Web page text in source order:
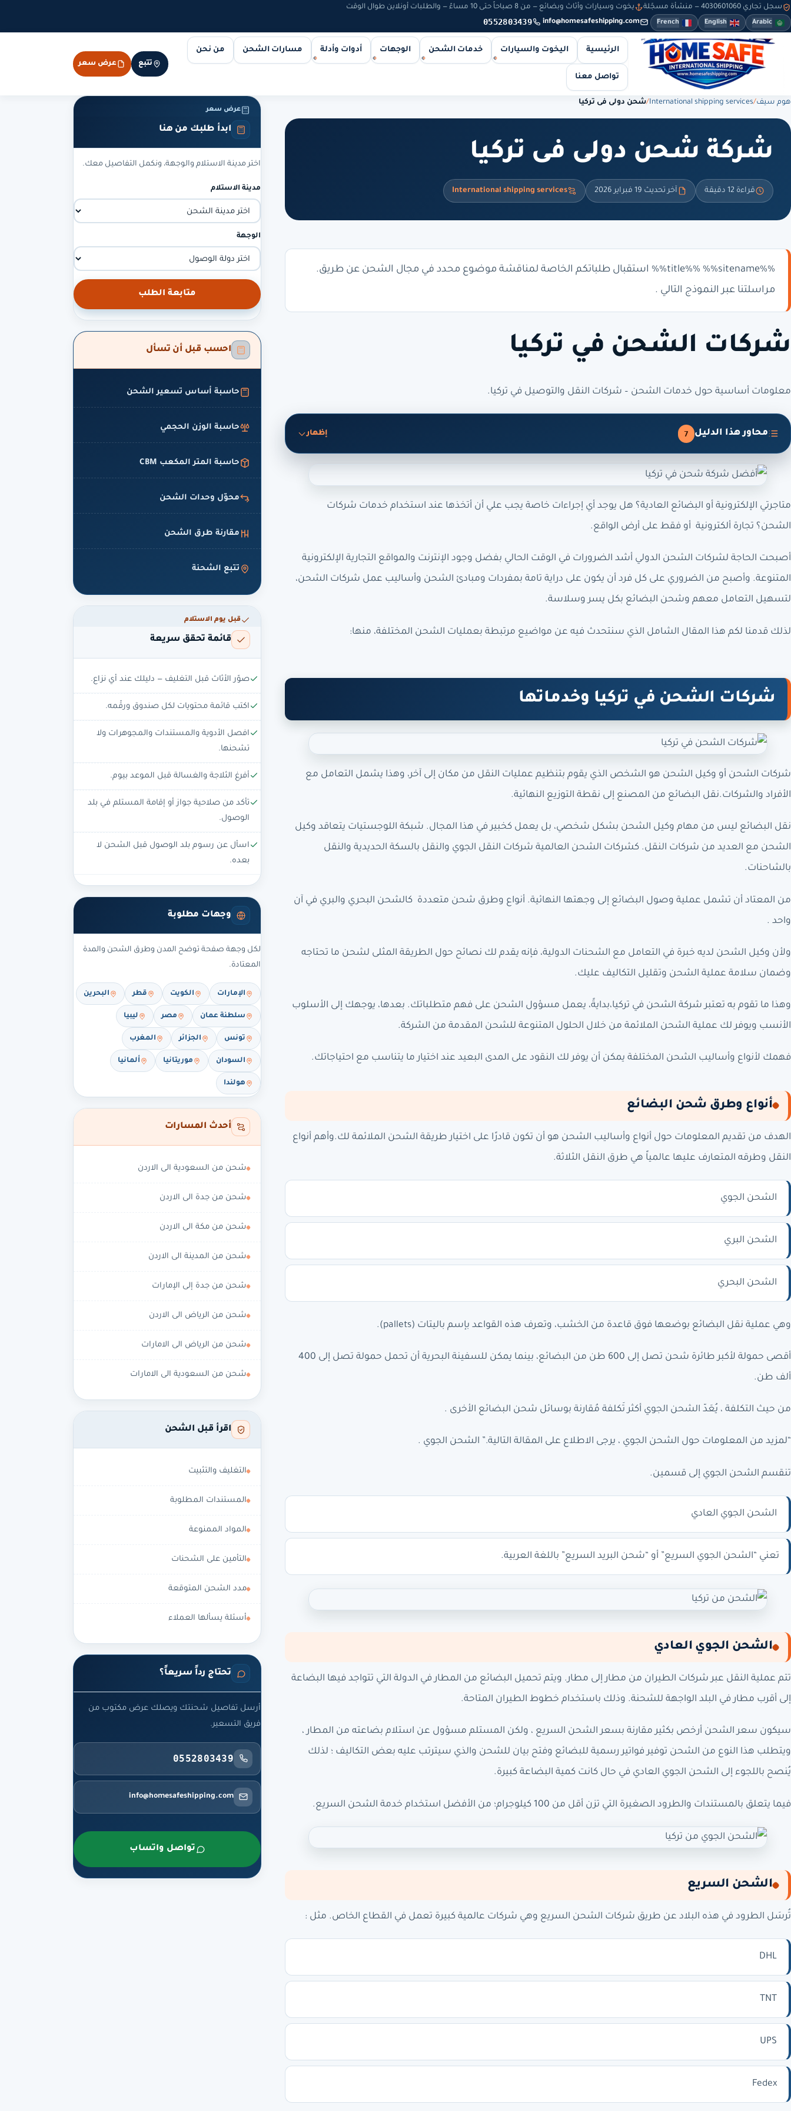
سجل تجاري 4030601060 — منشأة مسجّلة يخوت وسيارات وأثاث وبضائع — من 8 صباحاً حتى 10 مساءً — والطلبات أونلاين طوال الوقت
Arabic
English
French
info@homesafeshipping.com
0552803439
الرئيسية اليخوت والسيارات خدمات الشحن الوجهات أدوات وأدلة مسارات الشحن من نحن
تواصل معنا
تتبع عرض سعر
هوم سيف/
International shipping services
/شحن دولى فى تركيا
شركة شحن دولى فى تركيا
قراءة 12 دقيقة آخر تحديث 19 فبراير 2026 International shipping services
%%title%% %%sitename%% استقبال طلباتكم الخاصة لمناقشة موضوع محدد في مجال الشحن عن طريق.
مراسلتنا عبر النموذج التالي .
شركات الشحن في تركيا
معلومات أساسية حول خدمات الشحن – شركات النقل والتوصيل في تركيا.
محاور هذا الدليل 7 إظهار
متاجرتي الإلكترونية أو البضائع العادية؟ هل يوجد أي إجراءات خاصة يجب علي أن أتخذها عند استخدام خدمات شركات
الشحن؟ تجارة ألكترونية أو فقط على أرض الواقع.
أصبحت الحاجة لشركات الشحن الدولي أشد الضرورات في الوقت الحالي بفضل وجود الإنترنت والمواقع التجارية الإلكترونية
المتنوعة. وأصبح من الضروري على كل فرد أن يكون على دراية تامة بمفردات ومبادئ الشحن وأساليب عمل شركات الشحن،
لتسهيل التعامل معهم وشحن البضائع بكل يسر وسلاسة.
لذلك قدمنا لكم هذا المقال الشامل الذي سنتحدث فيه عن مواضيع مرتبطة بعمليات الشحن المختلفة، منها:
شركات الشحن في تركيا وخدماتها
شركات الشحن أو وكيل الشحن هو الشخص الذي يقوم بتنظيم عمليات النقل من مكان إلى آخر، وهذا يشمل التعامل مع
الأفراد والشركات.نقل البضائع من المصنع إلى نقطة التوزيع النهائية.
نقل البضائع ليس من مهام وكيل الشحن بشكل شخصي، بل يعمل كخبير في هذا المجال. شبكة اللوجستيات يتعاقد وكيل
الشحن مع العديد من شركات النقل. كشركات الشحن العالمية شركات النقل الجوي والنقل بالسكة الحديدية والنقل
بالشاحنات.
من المعتاد أن تشمل عملية وصول البضائع إلى وجهتها النهائية. أنواع وطرق شحن متعددة كالشحن البحري والبري في آن
واحد .
ولأن وكيل الشحن لديه خبرة في التعامل مع الشحنات الدولية، فإنه يقدم لك نصائح حول الطريقة المثلى لشحن ما تحتاجه
وضمان سلامة عملية الشحن وتقليل التكاليف عليك.
وهذا ما تقوم به تعتبر شركة الشحن في تركيا،بدايةً، يعمل مسؤول الشحن على فهم متطلباتك. بعدها، يوجهك إلى الأسلوب
الأنسب ويوفر لك عملية الشحن الملائمة من خلال الحلول المتنوعة للشحن المقدمة من الشركة.
فهمك لأنواع وأساليب الشحن المختلفة يمكن أن يوفر لك النقود على المدى البعيد عند اختيار ما يتناسب مع احتياجاتك.
أنواع وطرق شحن البضائع
الهدف من تقديم المعلومات حول أنواع وأساليب الشحن هو أن تكون قادرًا على اختيار طريقة الشحن الملائمة لك.وأهم أنواع
النقل وطرقه المتعارف عليها عالمياً هي طرق النقل الثلاثة.
الشحن الجوي
الشحن البري
الشحن البحري
وهي عملية نقل البضائع بوضعها فوق قاعدة من الخشب، وتعرف هذه القواعد بإسم باليتات (pallets).
أقصى حمولة لأكبر طائرة شحن تصل إلى 600 طن من البضائع، بينما يمكن للسفينة البحرية أن تحمل حمولة تصل إلى 400
ألف طن.
من حيث التكلفة ، يُعَدّ الشحن الجوي أكثر تَكلفة مُقارنة بوسائل شحن البضائع الأخرى .
“لمزيد من المعلومات حول الشحن الجوي ، يرجى الاطلاع على المقالة التالية.” الشحن الجوي .
تنقسم الشحن الجوي إلى قسمين.
الشحن الجوي العادي
تعني “الشحن الجوي السريع” أو “شحن البريد السريع” باللغة العربية.
الشحن الجوي العادي
تتم عملية النقل عبر شركات الطيران من مطار إلى مطار. ويتم تحميل البضائع من المطار في الدولة التي تتواجد فيها البضاعة
إلى أقرب مطار في البلد الواجهة للشحنة. وذلك باستخدام خطوط الطيران المتاحة.
سيكون سعر الشحن أرخص بكثير مقارنة بسعر الشحن السريع ، ولكن المستلم مسؤول عن استلام بضاعته من المطار ،
ويتطلب هذا النوع من الشحن توفير فواتير رسمية للبضائع وفتح بيان للشحن والذي سيترتب عليه بعض التكاليف ؛ لذلك
يُنصح باللجوء إلى الشحن الجوي العادي في حال كانت كمية البضاعة كبيرة.
فيما يتعلق بالمستندات والطرود الصغيرة التي تزن أقل من 100 كيلوجرام؛ من الأفضل استخدام خدمة الشحن السريع.
الشحن السريع
تُرسَل الطرود في هذه البلاد عن طريق شركات الشحن السريع وهي شركات عالمية كبيرة تعمل في القطاع الخاص. مثل :
عرض سعر
ابدأ طلبك من هنا
اختر مدينة الاستلام والوجهة، ونكمل التفاصيل معك.
مدينة الاستلام
الوجهة
متابعة الطلب
احسب قبل أن تسأل
حاسبة أساس تسعير الشحن
حاسبة الوزن الحجمي
حاسبة المتر المكعب CBM
محوّل وحدات الشحن
مقارنة طرق الشحن
تتبع الشحنة
قبل يوم الاستلام
قائمة تحقق سريعة
صوّر الأثاث قبل التغليف — دليلك عند أي نزاع.
اكتب قائمة محتويات لكل صندوق ورقّمه.
افصل الأدوية والمستندات والمجوهرات ولا
تشحنها.
أفرغ الثلاجة والغسالة قبل الموعد بيوم.
تأكد من صلاحية جواز أو إقامة المستلم في بلد
الوصول.
اسأل عن رسوم بلد الوصول قبل الشحن لا
بعده.
وجهات مطلوبة
لكل وجهة صفحة توضح المدن وطرق الشحن والمدة
المعتادة.
الإمارات الكويت قطر البحرين
سلطنة عمان مصر ليبيا
تونس الجزائر المغرب
السودان موريتانيا ألمانيا
هولندا
أحدث المسارات
شحن من السعودية الى الاردن
شحن من جدة الى الاردن
شحن من مكة الى الاردن
شحن من المدينة الى الاردن
شحن من جدة إلى الإمارات
شحن من الرياض الى الاردن
شحن من الرياض الى الامارات
شحن من السعودية الى الامارات
اقرأ قبل الشحن
التغليف والتثبيت
المستندات المطلوبة
المواد الممنوعة
التأمين على الشحنات
مدد الشحن المتوقعة
أسئلة يسألها العملاء
تحتاج رداً سريعاً؟
أرسل تفاصيل شحنتك ويصلك عرض مكتوب من
فريق التسعير.
0552803439
info@homesafeshipping.com
تواصل واتساب